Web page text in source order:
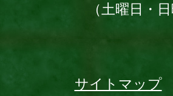
（土曜日・
サイトマップ